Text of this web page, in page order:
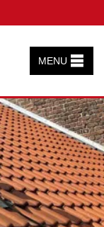
MENU